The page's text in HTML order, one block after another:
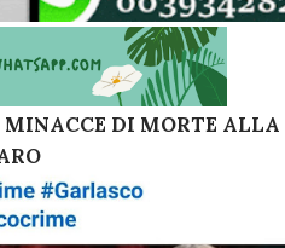
DI MORTE ALLA